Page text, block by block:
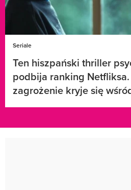
Seriale
Ten hiszpański thriller
podbija ranking
zagrożenie kryje się